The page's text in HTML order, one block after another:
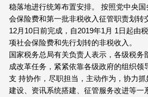
稳落地进行统筹布置安排。 按照党中央
会保险费和第一批非税收入征管职责划转
12月10日前完成，自2019年1月 1日起由
项社会保险费和先行划转的非税收入。
国家税务总局有关负责人表示，各级税务
成改革任务，紧紧依靠各级政府的组织领
支 持协作，尽职担当，主动作为，协力
建设、资讯系统搭建、征管服务改进等一